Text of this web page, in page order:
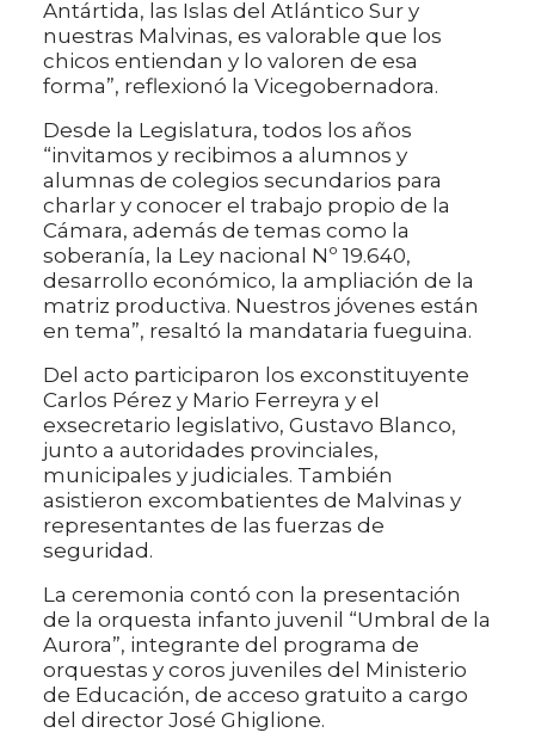
Antártida, las Islas del Atlántico Sur y
nuestras Malvinas, es valorable que los
chicos entiendan y lo valoren de esa
forma”, reflexionó la Vicegobernadora.
Desde la Legislatura, todos los años
“invitamos y recibimos a alumnos y
alumnas de colegios secundarios para
charlar y conocer el trabajo propio de la
Cámara, además de temas como la
soberanía, la Ley nacional Nº 19.640,
desarrollo económico, la ampliación de la
matriz productiva. Nuestros jóvenes están
en tema”, resaltó la mandataria fueguina.
Del acto participaron los exconstituyente
Carlos Pérez y Mario Ferreyra y el
exsecretario legislativo, Gustavo Blanco,
junto a autoridades provinciales,
municipales y judiciales. También
asistieron excombatientes de Malvinas y
representantes de las fuerzas de
seguridad.
La ceremonia contó con la presentación
de la orquesta infanto juvenil “Umbral de la
Aurora”, integrante del programa de
orquestas y coros juveniles del Ministerio
de Educación, de acceso gratuito a cargo
del director José Ghiglione.